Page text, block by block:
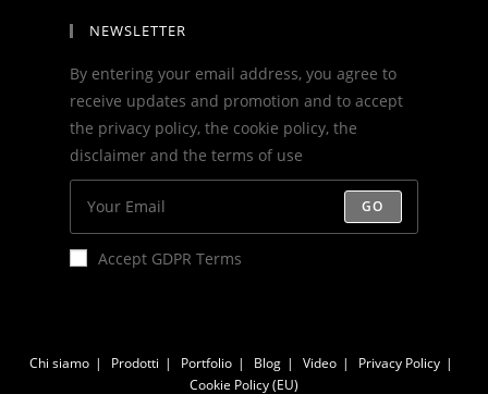
NEWSLETTER
By entering your email address, you agree to
receive updates and promotion and to accept
the privacy policy, the cookie policy, the
disclaimer and the terms of use
GO
Accept GDPR Terms
Chi siamo Prodotti Portfolio Blog Video
Privacy Policy
Cookie Policy (EU)